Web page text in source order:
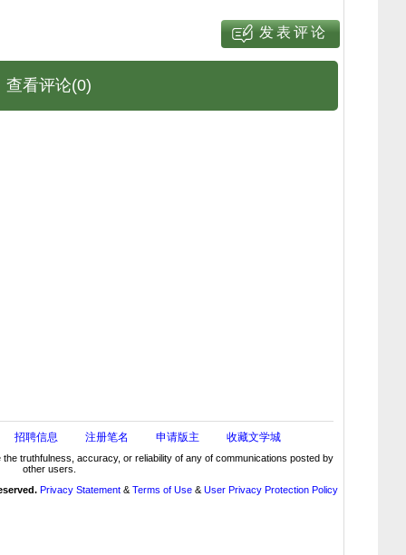
查看评论(0)
招聘信息 注册笔名 申请版主 收藏文学城
truthfulness, accuracy, or reliability of any of communications posted by
other users.
Privacy Statement & Terms of Use & User Privacy Protection Policy